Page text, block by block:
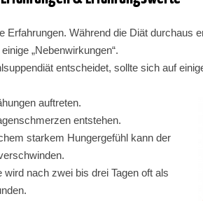
Erfahrungen. Während die Diät durchaus
„Nebenwirkungen“.
entscheidet, sollte sich auf
auftreten.
entstehen.
starkem Hungergefühl kann der
wird nach zwei bis drei Tagen oft als